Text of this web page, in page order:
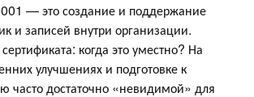
— это создание и поддержание
и записей внутри организации.
когда это уместно? На
улучшениях и подготовке к
часто достаточно «невидимой» для